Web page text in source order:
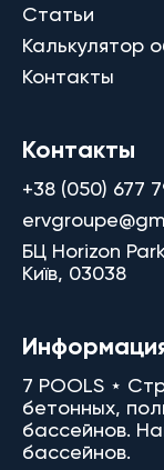
Статьи
Калькулятор
Контакты
Контакты
+38 (050) 677
БЦ Horizon
Київ, 03038
7 POOLS ⋆
бетонных,
бассейнов.
бассейнов.